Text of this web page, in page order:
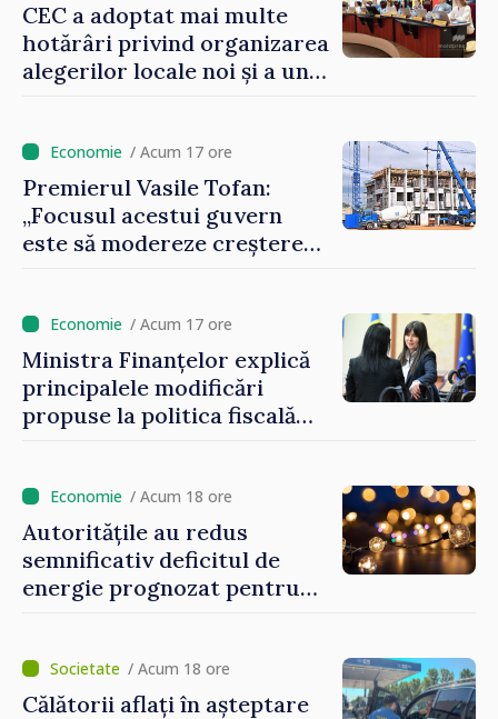
CEC a adoptat mai multe
hotărâri privind organizarea
alegerilor locale noi și a unui
/ Acum 17 ore
Premierul Vasile Tofan:
„Focusul acestui guvern
este să modereze creșterea
/ Acum 17 ore
Ministra Finanțelor explică
principalele modificări
propuse la politica fiscală
/ Acum 18 ore
Autoritățile au redus
semnificativ deficitul de
energie prognozat pentru
/ Acum 18 ore
Călătorii aflați în așteptare